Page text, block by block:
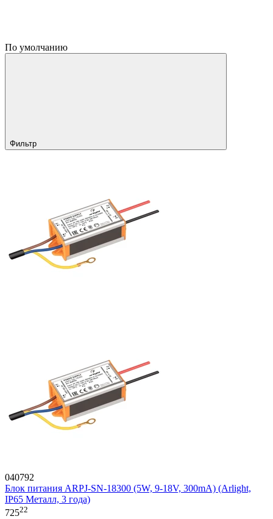
По умолчанию
Фильтр
040792
Блок питания ARPJ-SN-18300 (5W, 9-18V, 300mA) (Arlight,
IP65 Металл, 3 года)
72522